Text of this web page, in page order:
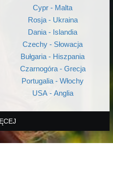
Cypr - Malta
Rosja - Ukraina
Dania - Islandia
Czechy - Słowacja
Bułgaria - Hiszpania
Czarnogóra - Grecja
Portugalia - Włochy
USA - Anglia